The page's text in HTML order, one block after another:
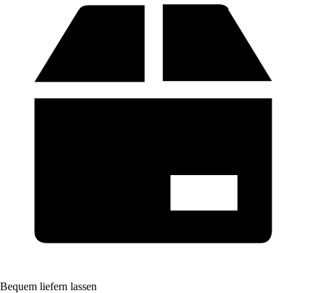
Bequem liefern lassen